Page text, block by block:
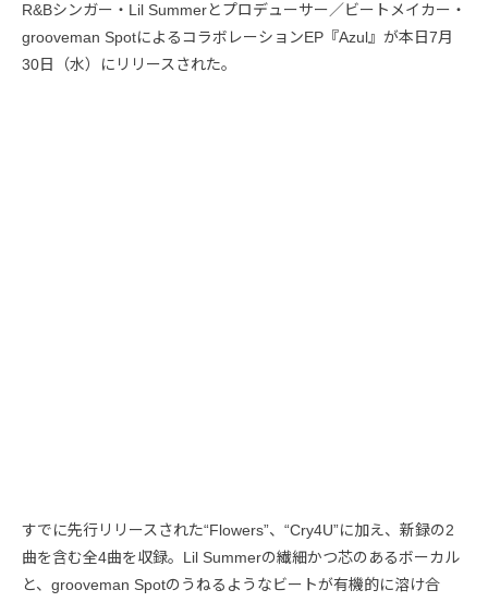
R&Bシンガー・Lil Summerとプロデューサー／ビートメイカー・
grooveman SpotによるコラボレーションEP『Azul』が本日7月
30日（水）にリリースされた。
すでに先行リリースされた“Flowers”、“Cry4U”に加え、新録の2
曲を含む全4曲を収録。Lil Summerの繊細かつ芯のあるボーカル
と、grooveman Spotのうねるようなビートが有機的に溶け合